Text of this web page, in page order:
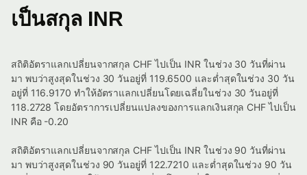
เป็นสกุล INR
สถิติอัตราแลกเปลี่ยนจากสกุล CHF ไปเป็น INR ในช่วง 30 วันที่ผ่าน
มา พบว่าสูงสุดในช่วง 30 วันอยู่ที่ 119.6500 และต่ำสุดในช่วง 30 วัน
อยู่ที่ 116.9170 ทำให้อัตราแลกเปลี่ยนโดยเฉลี่ยในช่วง 30 วันอยู่ที่
118.2728 โดยอัตราการเปลี่ยนแปลงของการแลกเงินสกุล CHF ไปเป็น
INR คือ -0.20
สถิติอัตราแลกเปลี่ยนจากสกุล CHF ไปเป็น INR ในช่วง 90 วันที่ผ่าน
มา พบว่าสูงสุดในช่วง 90 วันอยู่ที่ 122.7210 และต่ำสุดในช่วง 90 วัน